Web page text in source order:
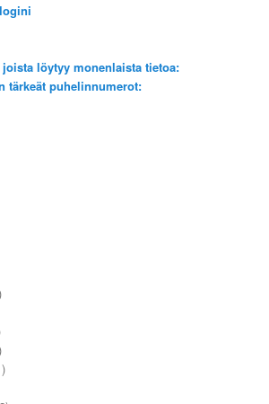
löytyy monenlaista tietoa:
tärkeät puhelinnumerot: